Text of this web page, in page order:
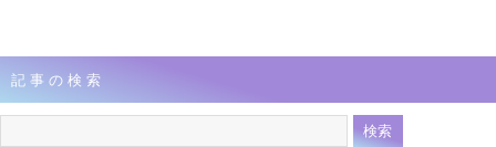
記事の検索